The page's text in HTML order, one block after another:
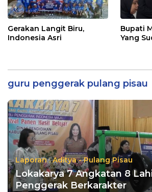
«
Gerakan Langit Biru,
Indonesia Asri
Bupati
Yang
guru penggerak pulang pisau
Laporan : Aditya - Pulang Pisau
Lokakarya 7 Angkatan 8
Penggerak Berkarakter